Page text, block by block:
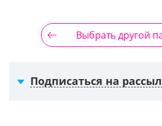
Выбрать другой
Подписаться на